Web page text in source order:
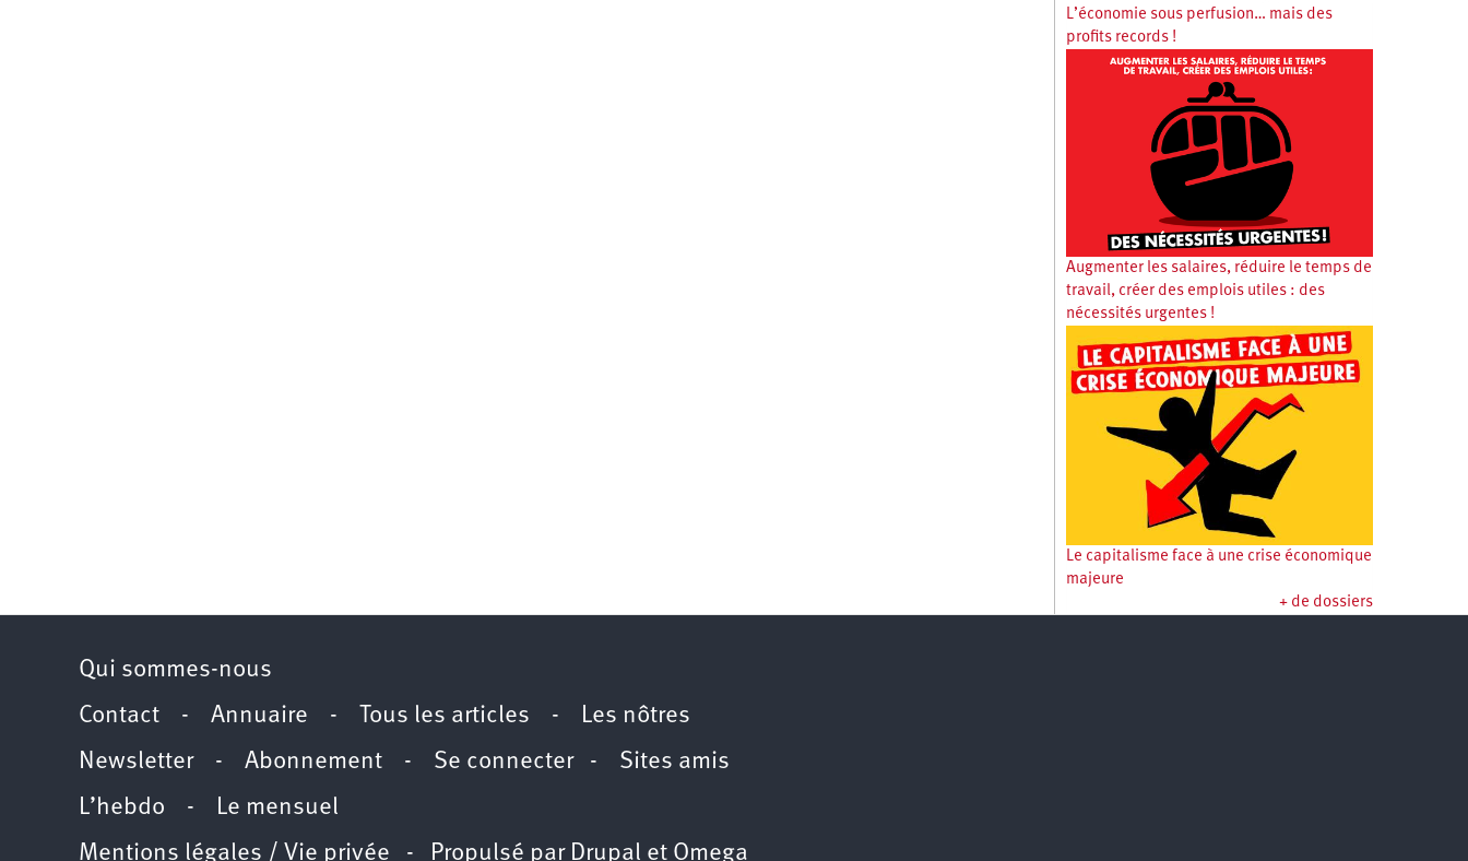
L’économie sous perfusion… mais des
profits records !
Augmenter les salaires, réduire le temps de
travail, créer des emplois utiles : des
nécessités urgentes !
Le capitalisme face à une crise économique
majeure
+ de dossiers
Qui sommes-nous
Contact - Annuaire - Tous les articles - Les nôtres
Newsletter- Abonnement - Se connecter- Sites amis
L’hebdo - Le mensuel
Mentions légales / Vie privée - Propulsé par Drupal et Omega